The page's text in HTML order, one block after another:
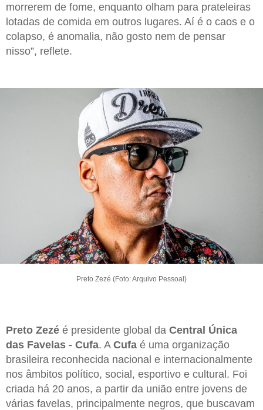
morrerem de fome, enquanto olham para prateleiras
lotadas de comida em outros lugares. Aí é o caos e o
colapso, é anomalia, não gosto nem de pensar
nisso”, reflete.
Preto Zezé (Foto: Arquivo Pessoal)
Preto Zezé é presidente global da Central Única
das Favelas - Cufa. A Cufa é uma organização
brasileira reconhecida nacional e internacionalmente
nos âmbitos político, social, esportivo e cultural. Foi
criada há 20 anos, a partir da união entre jovens de
várias favelas, principalmente negros, que buscavam